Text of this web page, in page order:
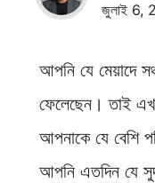
জুলাই 6,
আপনি যে মেয়াদে
ফেলেছেন। তাই
আপনাকে যে বেশি
আপনি এতদিন যে